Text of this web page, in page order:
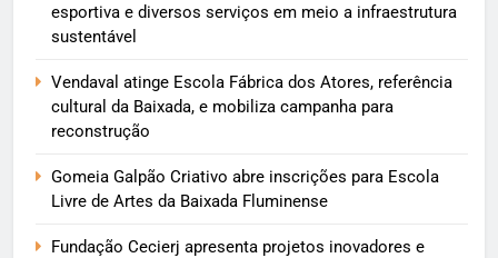
esportiva e diversos serviços em meio a infraestrutura
sustentável
Vendaval atinge Escola Fábrica dos Atores, referência
cultural da Baixada, e mobiliza campanha para
reconstrução
Gomeia Galpão Criativo abre inscrições para Escola
Livre de Artes da Baixada Fluminense
Fundação Cecierj apresenta projetos inovadores e